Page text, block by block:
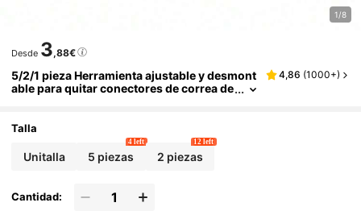
1/8
Desde 3,88€
5/2/1 pieza Herramienta ajustable y desmont
able para quitar conectores de correa de
o, accesorios de reparación DIY
4,86 (1000+)
Talla
Unitalla 5 piezas
4 left
2 piezas
12 left
Cantidad: